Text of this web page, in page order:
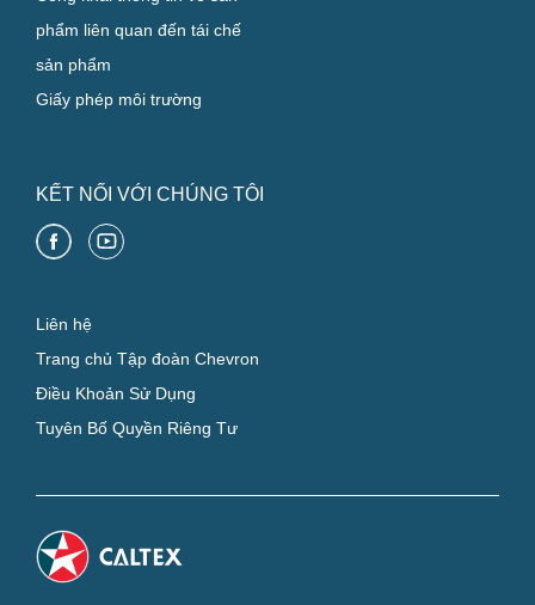
phẩm liên quan đến tái chế
sản phẩm
Giấy phép môi trường
KẾT NỐI VỚI CHÚNG TÔI
Liên hệ
Trang chủ Tập đoàn Chevron
Điều Khoản Sử Dụng
Tuyên Bố Quyền Riêng Tư